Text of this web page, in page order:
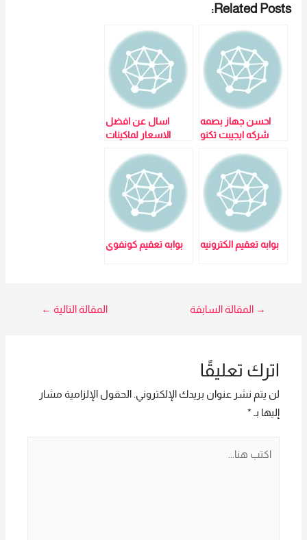
Related Posts:
احسن جهاز بصمه
شركه ايجيبت تكنو
نفسك وشركتك
وبتقدملك كروت
بروكسمتي لعدم
لمس جهاز البصمه
اسال عن افضل
الاسعار لماكينات
كنترول : جهاز البصمة
– ZK IN01 لمزيد من
التفاصيل و
المعلومات برجاء
techno Trade
المبيعات :امل
بوابه تعقيم الكترونيه بوابه تعقيم كونفوي
تصفّح
→ المقالة السابقة المقالة التالية ←
اترك تعليقًا
لن يتم نشر عنوان بريدك الإلكتروني. الحقول الإلزامية مشار
إليها بـ *